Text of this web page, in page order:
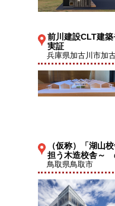
前川建設CLT建
実証
兵庫県加古川市加
（仮称）「湖山
担う木造校舎～
鳥取県鳥取市